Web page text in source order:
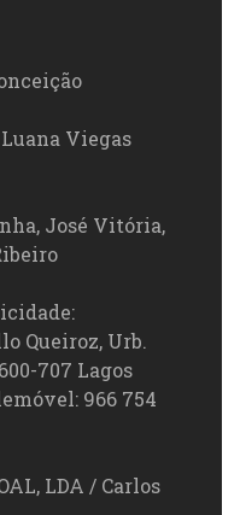
Luana Viegas
José Vitória,
Queiroz, Urb.
707 Lagos
966 754
LDA / Carlos